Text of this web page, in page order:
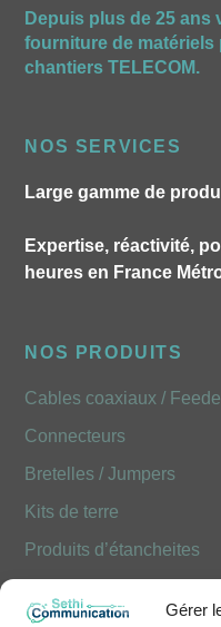
Gérer
Depuis plus de 25 ans
fourniture de matériels
chantiers TELECOM.
NOS SERVICES
Large gamme de
Expertise, réactivité,
heures en France
NOS PRODUITS
Cables coaxiaux /
Connecteurs
Bretelles / Jumpers
Kits de terre
Produits d’étancheites